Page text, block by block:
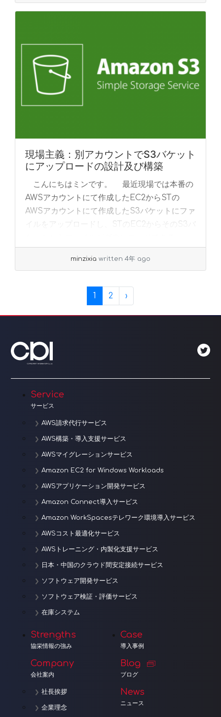
現場主義：別アカウントでS3バケット
にアップロードの設計及び構築
こんにちはミンです。 最近現場では本番の
AWSアカウントにて作成したEC2からSTの
AWSアカウントにて作成したS3バケットにファ
イルをアップロードし、STのEC2からそのS3バ
minzixia written 4年 ago
Current Page
1 Page
2 ›
Service
サービス
AWS請求代行サービス
AWS構築・導入支援サービス
AWSマイグレーションサービス
Amazon EC2 for Windows Workloads
AWSアプリケーション開発サービス
Amazon Connect導入サービス
Amazon WorkSpacesテレワーク環境導入サービス
AWSコスト最適化サービス
AWSトレーニング・内製化支援サービス
日本・中国のクラウド間安定接続サービス
ソフトウェア開発サービス
ソフトウェア検証・評価サービス
在庫システム
Strengths
協栄情報の強み
Company
会社案内
社長挨拶
企業理念
Case
導入事例
Blog
ブログ
News
ニュース